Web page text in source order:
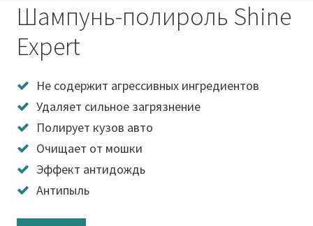
Шампунь-полироль Shine
Expert
Не содержит агрессивных ингредиентов
Удаляет сильное загрязнение
Полирует кузов авто
Очищает от мошки
Эффект антидождь
Антипыль